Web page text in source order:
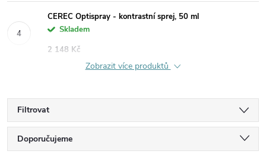
CEREC Optispray - kontrastní sprej, 50 ml
Skladem
2 148 Kč
Zobrazit více produktů
Filtrovat
Ř
Doporučujeme